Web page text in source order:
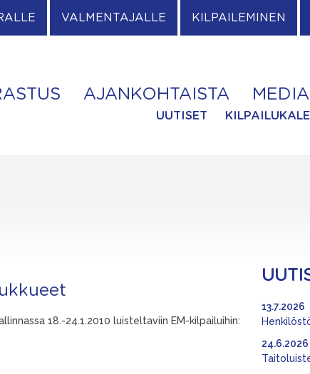
VALMENTAJALLE KILPAILEMINEN
AJANKOHTAISTA MEDIA
UUTISET
18.-24.1.2010 luisteltaviin EM-kilpailuihin:
13.7.2026
24.6.2026